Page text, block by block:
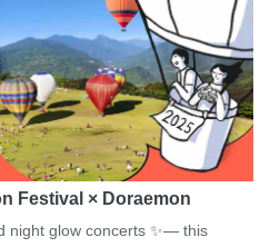
Festival × Doraemon
night glow concerts ✨— this